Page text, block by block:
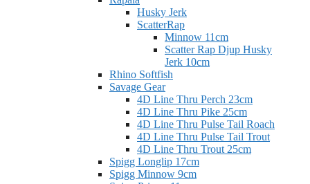
Husky Jerk
ScatterRap
Minnow 11cm
Scatter Rap Djup Husky
Jerk 10cm
Rhino Softfish
Savage Gear
4D Line Thru Perch 23cm
4D Line Thru Pike 25cm
4D Line Thru Pulse Tail Roach
4D Line Thru Pulse Tail Trout
4D Line Thru Trout 25cm
Spigg Longlip 17cm
Spigg Minnow 9cm